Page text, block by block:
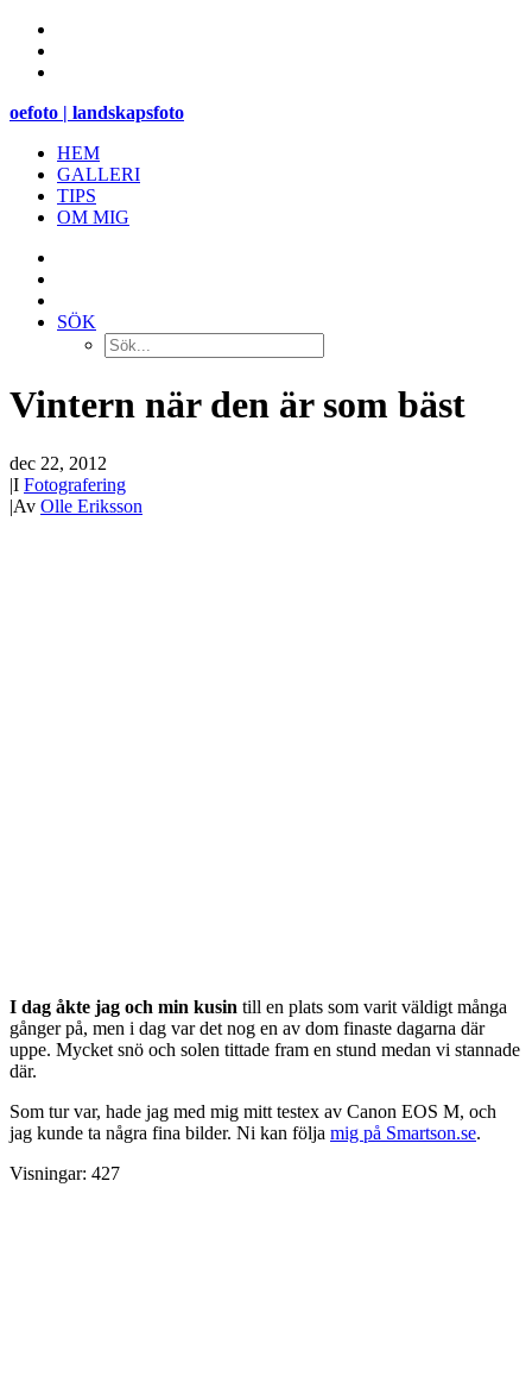
oefoto | landskapsfoto
HEM
GALLERI
TIPS
OM MIG
SÖK
Vintern när den är som bäst
dec 22, 2012
|I Fotografering
|Av Olle Eriksson
I dag åkte jag och min kusin till en plats som varit väldigt många
gånger på, men i dag var det nog en av dom finaste dagarna där
uppe. Mycket snö och solen tittade fram en stund medan vi stannade
där.
Som tur var, hade jag med mig mitt testex av Canon EOS M, och
jag kunde ta några fina bilder. Ni kan följa mig på Smartson.se.
Visningar: 427